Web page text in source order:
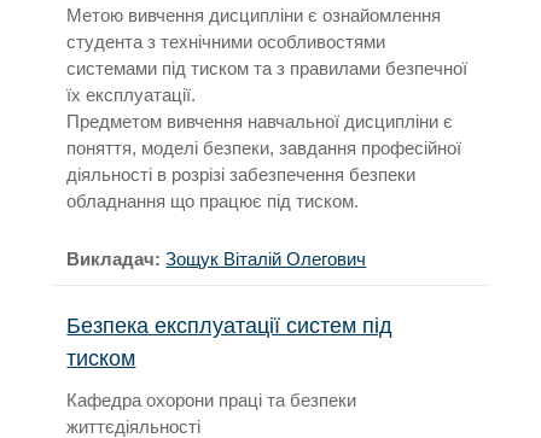
Метою вивчення дисципліни є ознайомлення
студента з технічними особливостями
системами під тиском та з правилами безпечної
їх експлуатації.
Предметом вивчення навчальної дисципліни є
поняття, моделі безпеки, завдання професійної
діяльності в розрізі забезпечення безпеки
обладнання що працює під тиском.
Викладач:Зощук Віталій Олегович
Безпека експлуатації систем під
тиском
Кафедра охорони праці та безпеки
життєдіяльності